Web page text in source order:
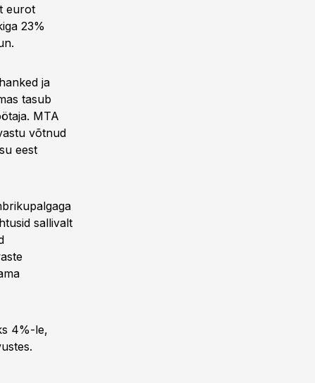
eurot
23%
ja
tasub
MTA
võtnud
eest
sallivalt
4%-le,